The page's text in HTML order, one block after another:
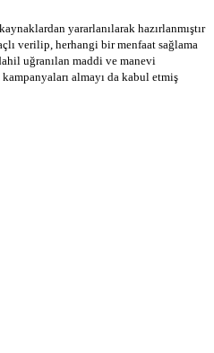
yararlanılarak hazırlanmıştır
verilip, herhangi bir menfaat sağlama
uğranılan maddi ve manevi
almayı da kabul etmiş